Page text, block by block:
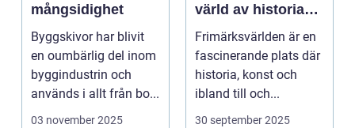
mångsidighet
Byggskivor har blivit
en oumbärlig del inom
byggindustrin och
används i allt från bo...
03 november 2025
värld av historia
och samlande
Frimärksvärlden är en
fascinerande plats där
historia, konst och
ibland till och...
30 september 2025